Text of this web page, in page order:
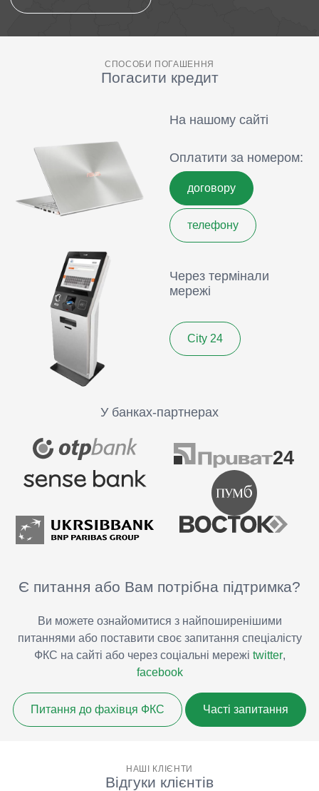
СПОСОБИ ПОГАШЕННЯ
Погасити кредит
На нашому сайті
Оплатити за номером:
договору
телефону
Через термінали
мережі
City 24
У банках-партнерах
Є питання або Вам потрібна підтримка?
Ви можете ознайомитися з найпоширенішими
питаннями або поставити своє запитання спеціалісту
ФКС на сайті або через соціальні мережі twitter,
facebook
Питання до фахівця ФКС Часті запитання
НАШІ КЛІЄНТИ
Відгуки клієнтів